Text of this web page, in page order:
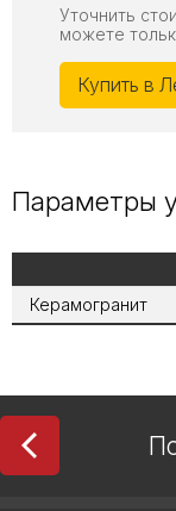
Уточнить
можете
Купить в
Параметры
Керамогранит